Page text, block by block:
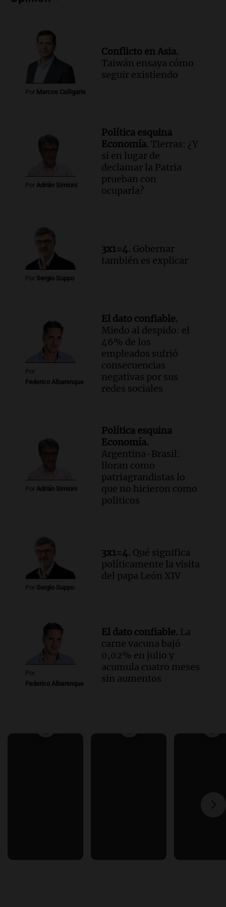
intenso y movilizaciones contra el
kirchnerismo
Panorama Federal
Episodios
Audio. Debate en el Senado sobre
propiedad privada y cuestionamientos a
Audio.Mendoza se prepara para un fin
de semana helado y ciudadanos
marchan contra reforma de tierras
Panorama Federal
Viva la Radio Rosario
Audio.Condenan a tres años de prisión
en suspenso a hombre por simular robo
Audio.Medicina reproductiva, entre la
ayuda por problemas de fertilidad y la
ostentación de millonarios
Amamos Argentina
Episodios
El juicio contra Oscar González
Por Marcos Calligaris
Conflicto en Asia.
Taiwán ensaya cómo
seguir existiendo
Por Adrián Simioni
Política esquina
Economía. Tierras: ¿Y
si en lugar de
declamar la Patria
prueban con
ocuparla?
Por Sergio Suppo
3x1=4. Gobernar
también es explicar
Por
Federico Albarenque
El dato confiable.
Miedo al despido: el
46% de los
empleados sufrió
consecuencias
negativas por sus
redes sociales
Por Adrián Simioni
Política esquina
Economía.
Argentina-Brasil:
lloran como
patriagrandistas lo
que no hicieron como
politicos
Por Sergio Suppo
3x1=4. Qué significa
políticamente la visita
del papa León XIV
Por
Federico Albarenque
El dato confiable. La
carne vacuna bajó
0,02% en julio y
acumula cuatro meses
sin aumentos